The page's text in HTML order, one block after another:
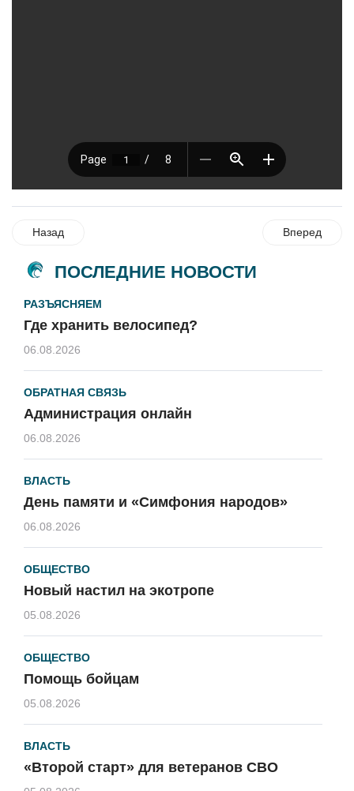
Назад Вперед
ПОСЛЕДНИЕ НОВОСТИ
РАЗЪЯСНЯЕМ
Где хранить велосипед?
06.08.2026
ОБРАТНАЯ СВЯЗЬ
Администрация онлайн
06.08.2026
ВЛАСТЬ
День памяти и «Симфония народов»
06.08.2026
ОБЩЕСТВО
Новый настил на экотропе
05.08.2026
ОБЩЕСТВО
Помощь бойцам
05.08.2026
ВЛАСТЬ
«Второй старт» для ветеранов СВО